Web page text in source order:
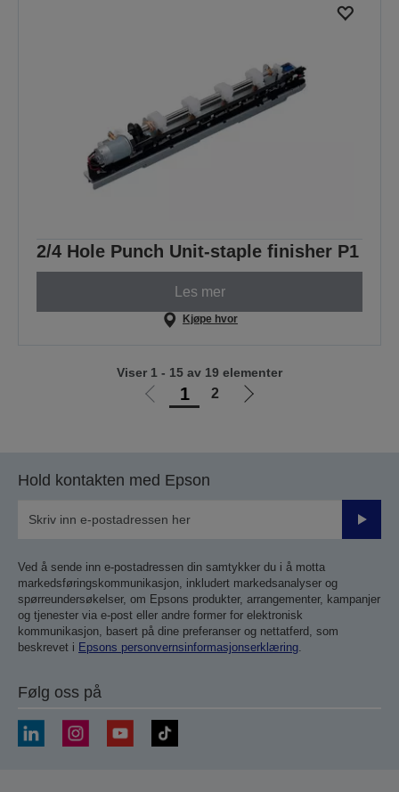
2/4 Hole Punch Unit-staple finisher P1
Les mer
Kjøpe hvor
Gå
1 2
Gå
Viser 1 - 15 av 19 elementer
Hold kontakten med Epson
Send
Ved å sende inn e-postadressen din samtykker du i å motta
markedsføringskommunikasjon, inkludert markedsanalyser og
spørreundersøkelser, om Epsons produkter, arrangementer, kampanjer
og tjenester via e-post eller andre former for elektronisk
kommunikasjon, basert på dine preferanser og nettatferd, som
beskrevet i Epsons personvernsinformasjonserklæring.
Følg oss på